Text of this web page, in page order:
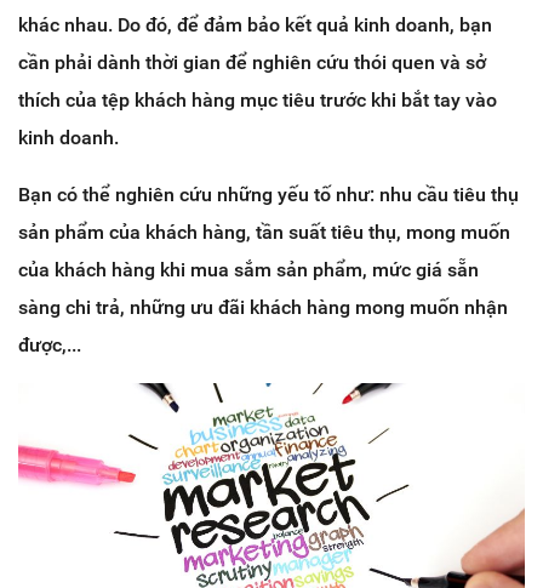
khác nhau. Do đó, để đảm bảo kết quả kinh doanh, bạn
cần phải dành thời gian để nghiên cứu thói quen và sở
thích của tệp khách hàng mục tiêu trước khi bắt tay vào
kinh doanh.
Bạn có thể nghiên cứu những yếu tố như: nhu cầu tiêu thụ
sản phẩm của khách hàng, tần suất tiêu thụ, mong muốn
của khách hàng khi mua sắm sản phẩm, mức giá sẵn
sàng chi trả, những ưu đãi khách hàng mong muốn nhận
được,...